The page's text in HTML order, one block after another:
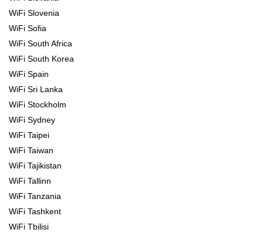
WiFi Slovenia
WiFi Sofia
WiFi South Africa
WiFi South Korea
WiFi Spain
WiFi Sri Lanka
WiFi Stockholm
WiFi Sydney
WiFi Taipei
WiFi Taiwan
WiFi Tajikistan
WiFi Tallinn
WiFi Tanzania
WiFi Tashkent
WiFi Tbilisi